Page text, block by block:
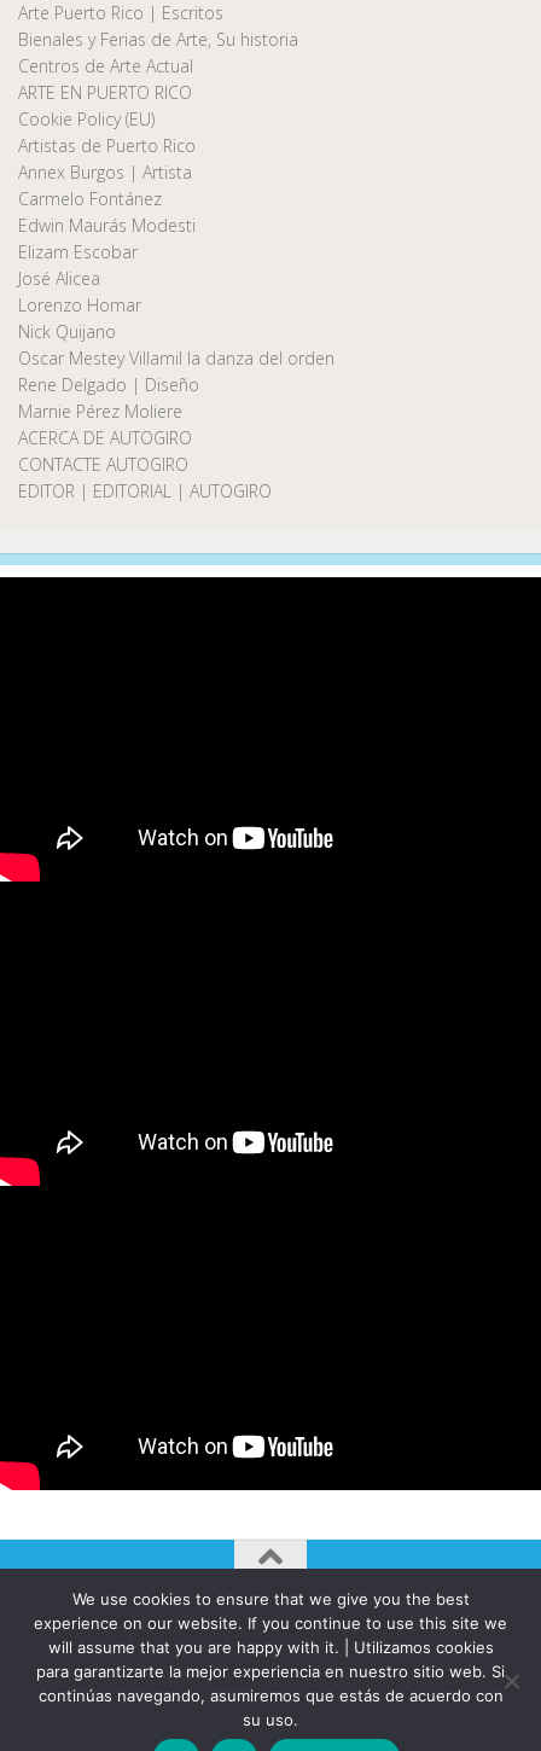
Arte Puerto Rico | Escritos
Bienales y Ferias de Arte, Su historia
Centros de Arte Actual
ARTE EN PUERTO RICO
Cookie Policy (EU)
Artistas de Puerto Rico
Annex Burgos | Artista
Carmelo Fontánez
Edwin Maurás Modesti
Elizam Escobar
José Alicea
Lorenzo Homar
Nick Quijano
Oscar Mestey Villamil la danza del orden
Rene Delgado | Diseño
Marnie Pérez Moliere
ACERCA DE AUTOGIRO
CONTACTE AUTOGIRO
EDITOR | EDITORIAL | AUTOGIRO
AUTOGIRO/el giro del arte actual © JAVIER MARTINEZ 2026. All
Rights Reserved.
Funciona con - Diseñado con elTema Hueman
We use cookies to ensure that we give you the best
experience on our website. If you continue to use this site we
will assume that you are happy with it. | Utilizamos cookies
para garantizarte la mejor experiencia en nuestro sitio web. Si
continúas navegando, asumiremos que estás de acuerdo con
su uso.